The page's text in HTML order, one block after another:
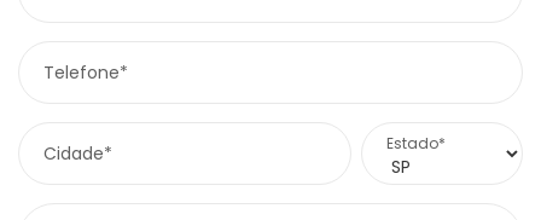
Telefone*
Cidade* Estado*